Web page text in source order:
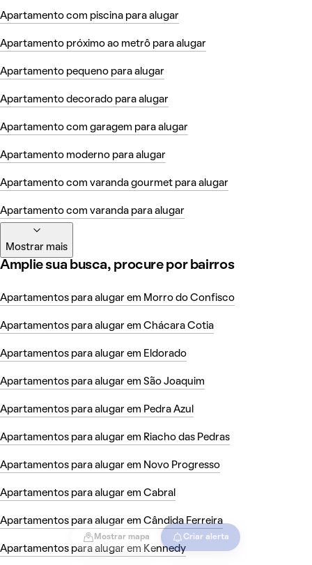
Mostrar mapa Criar alerta
Apartamento com piscina para alugar
Apartamento próximo ao metrô para alugar
Apartamento pequeno para alugar
Apartamento decorado para alugar
Apartamento com garagem para alugar
Apartamento moderno para alugar
Apartamento com varanda gourmet para alugar
Apartamento com varanda para alugar
Mostrar mais
Amplie sua busca, procure por bairros
Apartamentos para alugar em Morro do Confisco
Apartamentos para alugar em Chácara Cotia
Apartamentos para alugar em Eldorado
Apartamentos para alugar em São Joaquim
Apartamentos para alugar em Pedra Azul
Apartamentos para alugar em Riacho das Pedras
Apartamentos para alugar em Novo Progresso
Apartamentos para alugar em Cabral
Apartamentos para alugar em Cândida Ferreira
Apartamentos para alugar em Kennedy